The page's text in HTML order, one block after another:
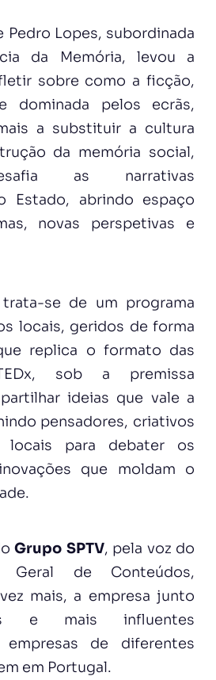
Pedro Lopes, subordinada
da Memória, levou a
sobre como a ficção,
dominada pelos ecrãs,
a substituir a cultura
da memória social,
as narrativas
Estado, abrindo espaço
novas perspetivas e
se de um programa
locais, geridos de forma
replica o formato das
sob a premissa
ideias que vale a
pensadores, criativos
locais para debater os
que moldam o
Grupo SPTV, pela voz do
Geral de Conteúdos,
mais, a empresa junto
e mais influentes
de diferentes
em Portugal.